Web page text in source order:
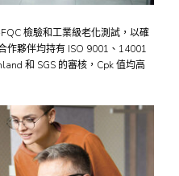
檢驗和工業級老化測試，以確
作夥伴均持有 ISO 9001、14001
和 SGS 的審核，Cpk 值均高